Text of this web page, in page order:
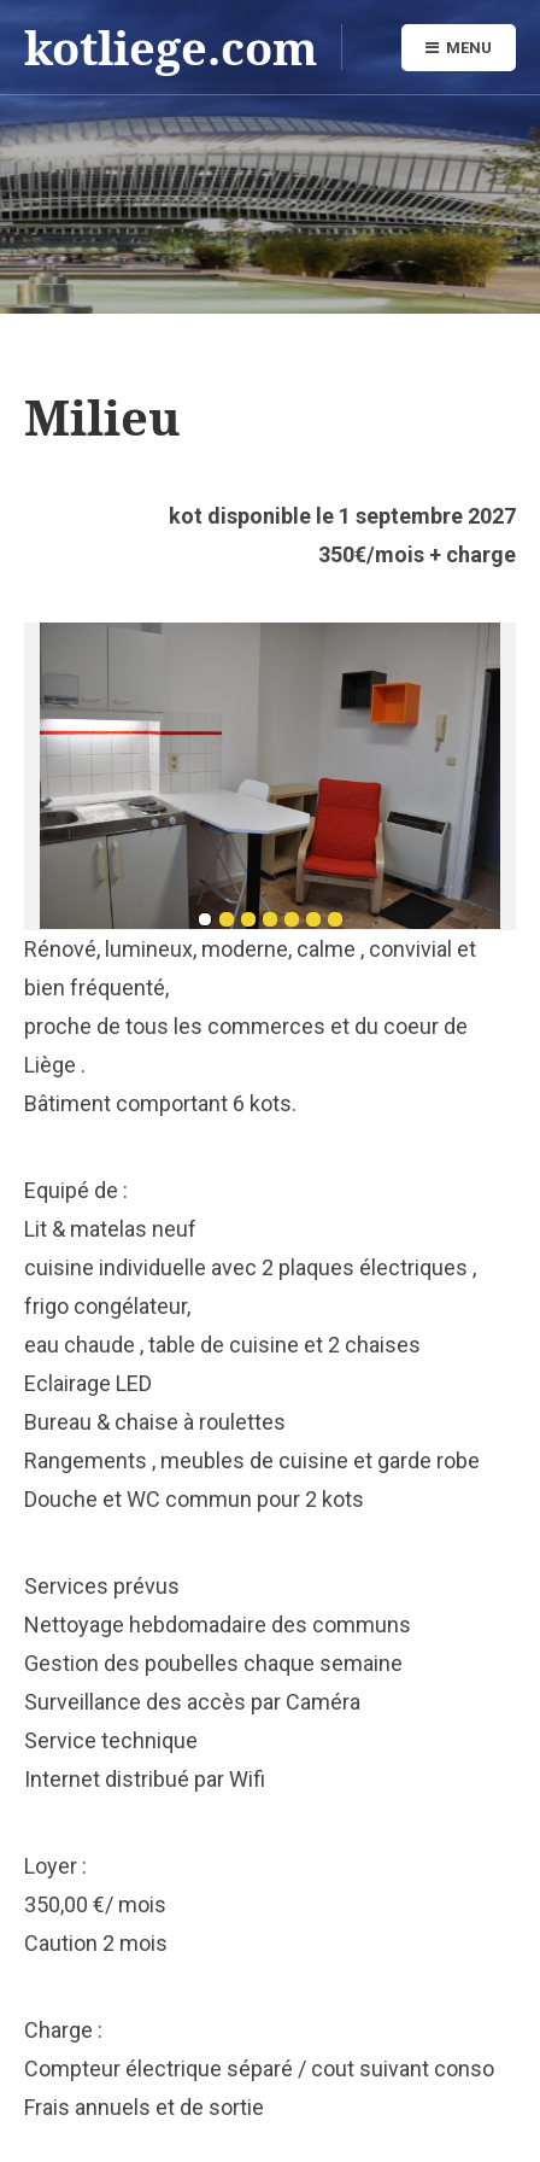
kotliege.com MENU
Milieu
kot disponible le 1 septembre 2027
350€/mois + charge
Rénové, lumineux, moderne, calme , convivial et
bien fréquenté,
proche de tous les commerces et du coeur de
Liège .
Bâtiment comportant 6 kots.
Equipé de :
Lit & matelas neuf
cuisine individuelle avec 2 plaques électriques ,
frigo congélateur,
eau chaude , table de cuisine et 2 chaises
Eclairage LED
Bureau & chaise à roulettes
Rangements , meubles de cuisine et garde robe
Douche et WC commun pour 2 kots
Services prévus
Nettoyage hebdomadaire des communs
Gestion des poubelles chaque semaine
Surveillance des accès par Caméra
Service technique
Internet distribué par Wifi
Loyer :
350,00 €/ mois
Caution 2 mois
Charge :
Compteur électrique séparé / cout suivant conso
Frais annuels et de sortie